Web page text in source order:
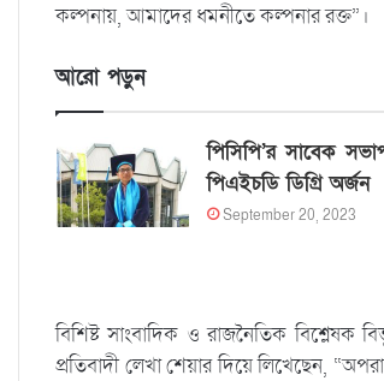
কল্পনায়, আমাদের ধমনীতে কল্পনার রক্ত”।
আরো পড়ুন
পিসিপি’র সাবেক
পিএইচডি ডিগ্রি অর্জন
September 20, 2023
বিশিষ্ট সাংবাদিক ও রাজনৈতিক
প্রতিবাদী লেখা শেয়ার দিয়ে লিখেছেন,